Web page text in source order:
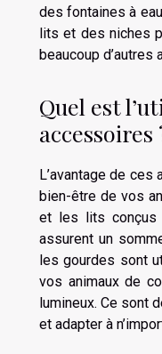
des fontaines à
lits et des niches
beaucoup d’autres
Quel est
accessoires
L’avantage de
bien-être de vos
et les lits conçus
assurent un
les gourdes sont
vos animaux de
lumineux. Ce sont
et adapter à